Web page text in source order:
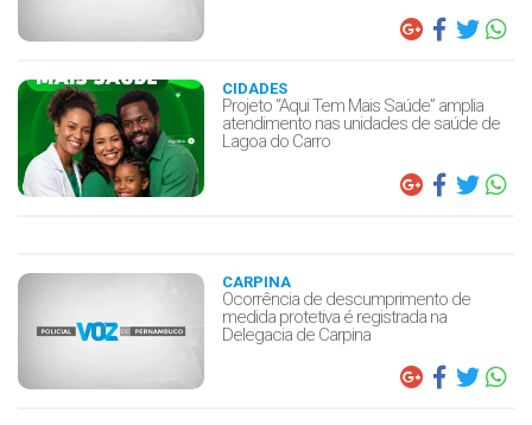
CIDADES
Projeto “Aqui Tem Mais Saúde” amplia
atendimento nas unidades de saúde de
Lagoa do Carro
CARPINA
Ocorrência de descumprimento de
medida protetiva é registrada na
Delegacia de Carpina